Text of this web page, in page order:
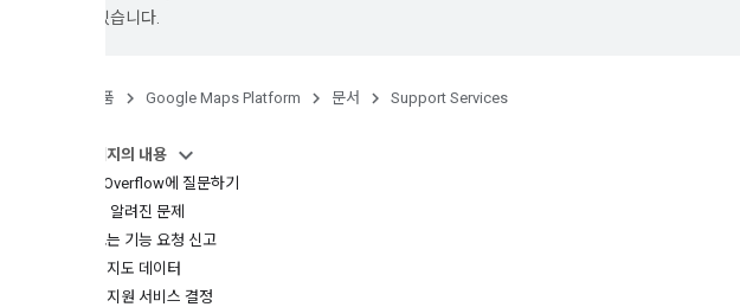
있을 수 있습니다.
제품 Google Maps Platform 문서 Support Services
이 페이지의 내용
Stack Overflow에 질문하기
이슈 및 알려진 문제
버그 또는 기능 요청 신고
잘못된 지도 데이터
적절한 지원 서비스 결정